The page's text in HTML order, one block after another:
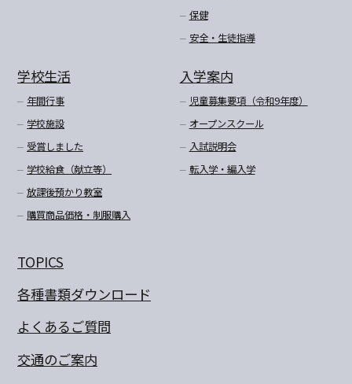
保健
安全・生徒指導
学校生活
年間行事
学校施設
受賞しました
学校給食（献立等）
放課後預かり教室
購買商品価格・制服購入
入学案内
児童募集要項（令和9年度）
オープンスクール
入試説明会
転入学・編入学
TOPICS
各種書類ダウンロード
よくあるご質問
交通のご案内